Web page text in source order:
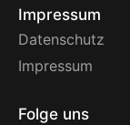
Impressum
Datenschutz
Impressum
Folge uns